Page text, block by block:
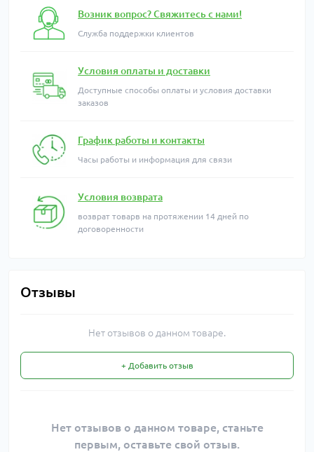
Возник вопрос? Свяжитесь с нами!
Служба поддержки клиентов
Условия оплаты и доставки
Доступные способы оплаты и условия доставки
заказов
График работы и контакты
Часы работы и информация для связи
Условия возврата
возврат товарв на протяжении 14 дней по
договоренности
Отзывы
Нет отзывов о данном товаре.
+ Добавить отзыв
Нет отзывов о данном товаре, станьте
первым, оставьте свой отзыв.